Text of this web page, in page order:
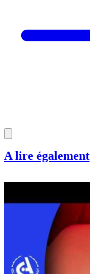
A lire également